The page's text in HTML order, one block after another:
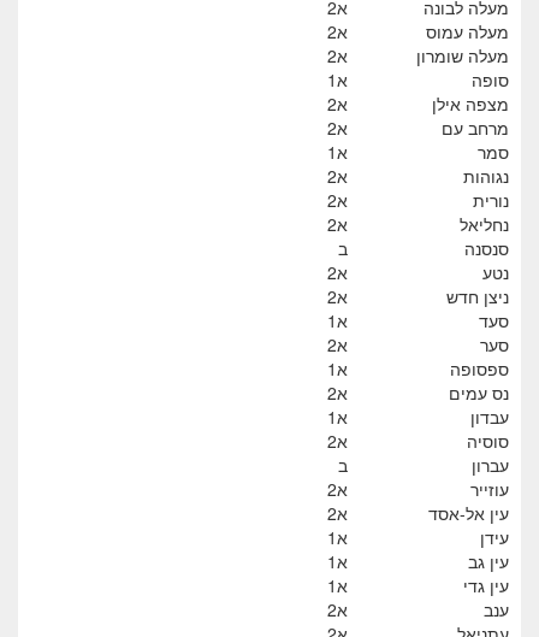
מעלה לבונה
א2
מעלה עמוס
א2
מעלה שומרון
א2
סופה
א1
מצפה אילן
א2
מרחב עם
א2
סמר
א1
נגוהות
א2
נורית
א2
נחליאל
א2
סנסנה
ב
נטע
א2
ניצן חדש
א2
סעד
א1
סער
א2
ספסופה
א1
נס עמים
א2
עבדון
א1
סוסיה
א2
עברון
ב
עוזייר
א2
עין אל-אסד
א2
עידן
א1
עין גב
א1
עין גדי
א1
ענב
א2